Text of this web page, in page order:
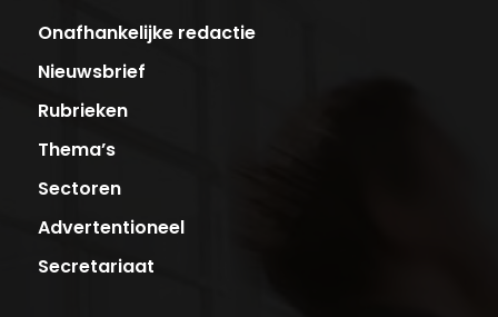
Onafhankelijke redactie
Nieuwsbrief
Rubrieken
Thema’s
Sectoren
Advertentioneel
Secretariaat